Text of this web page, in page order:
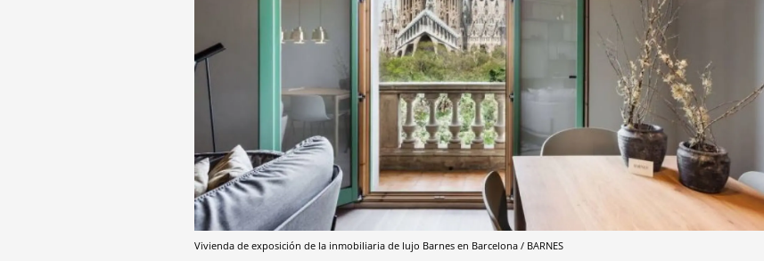
Vivienda de exposición de la inmobiliaria de lujo Barnes en Barcelona / BARNES